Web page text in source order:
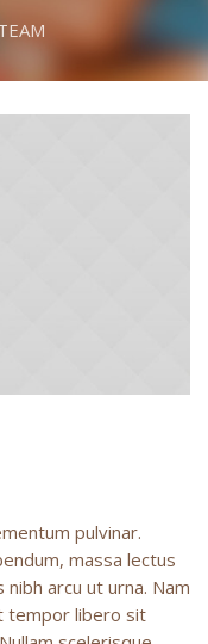
pulvinar.
massa lectus
arcu ut urna. Nam
tempor libero sit